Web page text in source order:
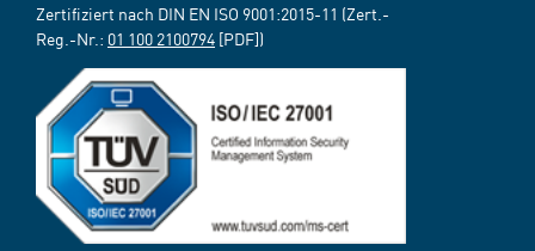
Zertifiziert nach DIN EN ISO 9001:2015-11 (Zert.-
Reg.-Nr.: 01 100 2100794 [PDF])